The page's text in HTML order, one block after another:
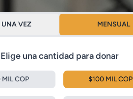
VEZ MENSUAL
Elige una cantidad para donar
MIL COP $100 MIL COP